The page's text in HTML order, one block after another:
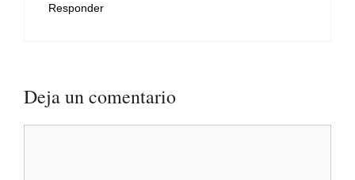
Responder
Deja un comentario